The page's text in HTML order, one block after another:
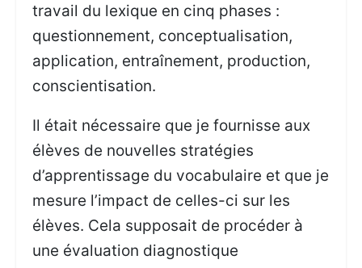
travail du lexique en cinq phases :
questionnement, conceptualisation,
application, entraînement, production,
conscientisation.
Il était nécessaire que je fournisse aux
élèves de nouvelles stratégies
d’apprentissage du vocabulaire et que je
mesure l’impact de celles-ci sur les
élèves. Cela supposait de procéder à
une évaluation diagnostique